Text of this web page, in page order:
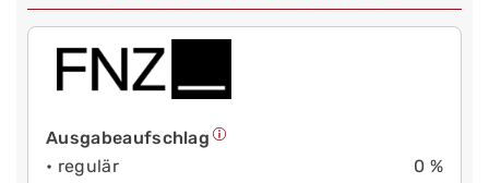
Ausgabeaufschlag
• regulär
0 %